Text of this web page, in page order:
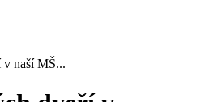
v naší MŠ...